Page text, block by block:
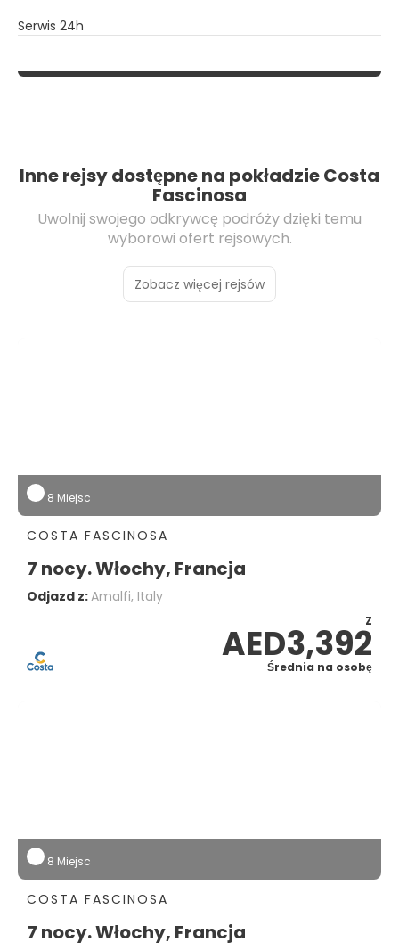
Serwis 24h
Inne rejsy dostępne na pokładzie Costa
Fascinosa
Uwolnij swojego odkrywcę podróży dzięki temu
wyborowi ofert rejsowych.
Zobacz więcej rejsów
8 Miejsc
COSTA FASCINOSA
7 nocy. Włochy, Francja
Odjazd z:Amalfi, Italy
Z
AED3,392
Średnia na osobę
8 Miejsc
COSTA FASCINOSA
7 nocy. Włochy, Francja